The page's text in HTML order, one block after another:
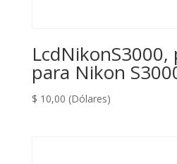
LcdNikonS3000,
para Nikon
$ 10,00 (Dólares)